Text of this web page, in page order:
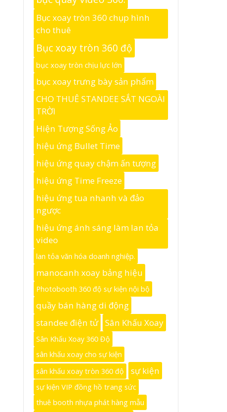
Bục xoay tròn 360 chụp hình
cho thuê
Bục xoay tròn 360 độ
bục xoay tròn chịu lực lớn
bục xoay trưng bày sản phẩm
CHO THUÊ STANDEE SẮT NGOÀI
TRỜI
Hiện Tượng Sống Ảo
hiệu ứng Bullet Time
hiệu ứng quay chậm ấn tượng
hiệu ứng Time Freeze
hiệu ứng tua nhanh và đảo
ngược
hiệu ứng ánh sáng làm lan tỏa
video
lan tỏa văn hóa doanh nghiệp.
manocanh xoay bảng hiệu
Photobooth 360 độ sự kiện nội bộ
quầy bán hàng di động
standee điện tử
Sân Khấu Xoay
Sân Khấu Xoay 360 Độ
sân khấu xoay cho sự kiện
sân khấu xoay tròn 360 độ
sự kiện
sự kiện VIP đồng hồ trang sức
thuê booth nhựa phát hàng mẫu